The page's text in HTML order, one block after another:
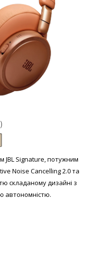
JBL Signature, потужним
Noise Cancelling 2.0 та
складаному дизайні з
автономністю.